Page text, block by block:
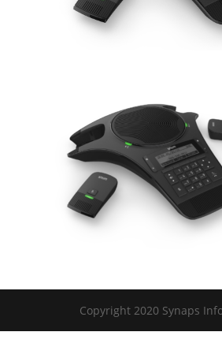
Copyright 2020 Synaps